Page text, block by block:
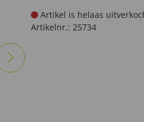
Artikel is helaas
Artikelnr.: 25734